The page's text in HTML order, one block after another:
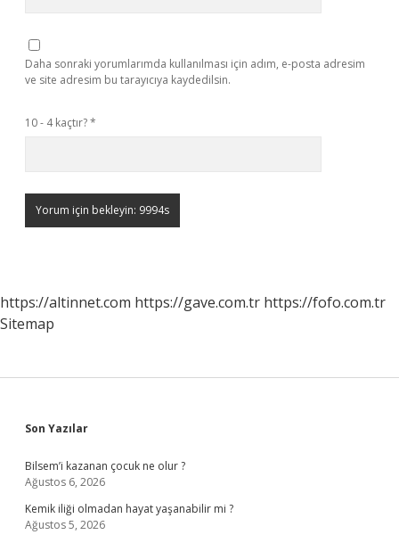
Daha sonraki yorumlarımda kullanılması için adım, e-posta adresim
ve site adresim bu tarayıcıya kaydedilsin.
10 - 4 kaçtır?*
https://altinnet.com https://gave.com.tr https://fofo.com.tr
Sitemap
Sidebar
Son Yazılar
Bilsem’i kazanan çocuk ne olur ?
Ağustos 6, 2026
Kemik iliği olmadan hayat yaşanabilir mi ?
Ağustos 5, 2026